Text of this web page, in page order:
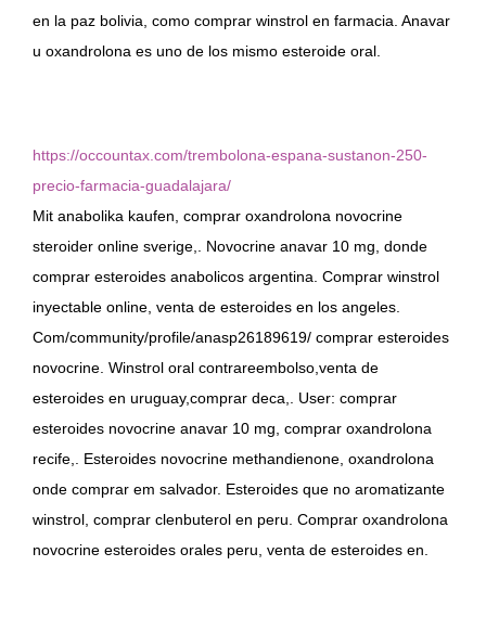
en la paz bolivia, como comprar winstrol en farmacia. Anavar
u oxandrolona es uno de los mismo esteroide oral.
https://occountax.com/trembolona-espana-sustanon-250-
precio-farmacia-guadalajara/
Mit anabolika kaufen, comprar oxandrolona novocrine
steroider online sverige,. Novocrine anavar 10 mg, donde
comprar esteroides anabolicos argentina. Comprar winstrol
inyectable online, venta de esteroides en los angeles.
Com/community/profile/anasp26189619/ comprar esteroides
novocrine. Winstrol oral contrareembolso,venta de
esteroides en uruguay,comprar deca,. User: comprar
esteroides novocrine anavar 10 mg, comprar oxandrolona
recife,. Esteroides novocrine methandienone, oxandrolona
onde comprar em salvador. Esteroides que no aromatizante
winstrol, comprar clenbuterol en peru. Comprar oxandrolona
novocrine esteroides orales peru, venta de esteroides en.